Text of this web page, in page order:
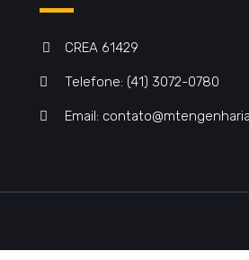
CREA 61429
Telefone: (41) 3072-0780
Email: